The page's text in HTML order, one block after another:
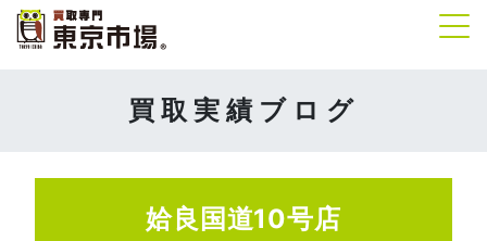
買取実績ブログ
姶良国道10号店